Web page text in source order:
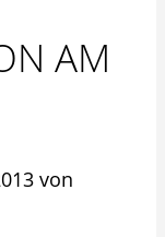
AM
von